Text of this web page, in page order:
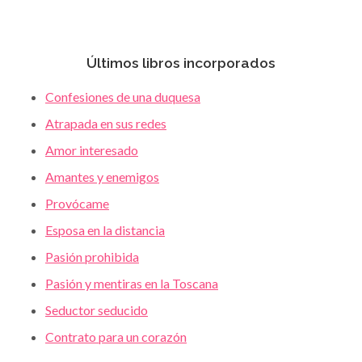
Últimos libros incorporados
Confesiones de una duquesa
Atrapada en sus redes
Amor interesado
Amantes y enemigos
Provócame
Esposa en la distancia
Pasión prohibida
Pasión y mentiras en la Toscana
Seductor seducido
Contrato para un corazón